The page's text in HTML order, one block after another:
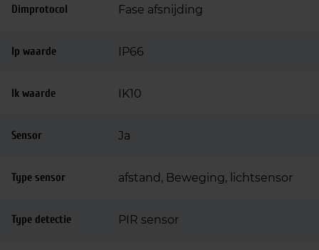
Dimprotocol Fase afsnijding
Ip waarde IP66
Ik waarde IK10
Sensor Ja
Type sensor afstand, Beweging, lichtsensor
Type detectie PIR sensor